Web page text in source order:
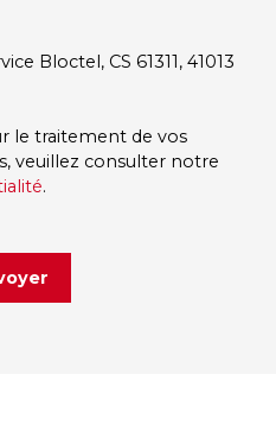
Bloctel, CS 61311, 41013
le traitement de vos
veuillez consulter notre
.